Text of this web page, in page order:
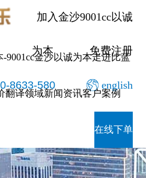
加入金沙9001cc以诚
为本 免费注册
8633-580 english
-9001cc金沙以诚为本走进比蓝
翻译领域新闻资讯客户案例
在线下单